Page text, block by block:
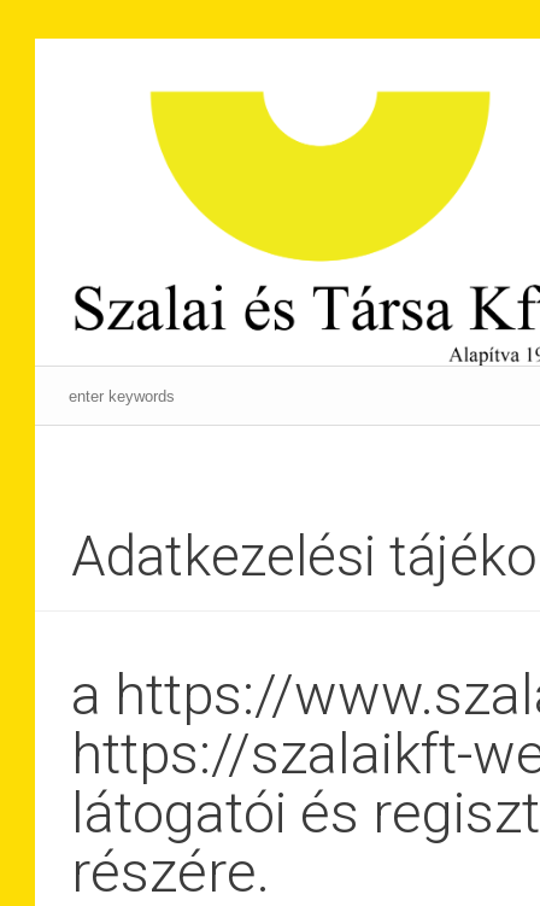
Adatkezelési
a https://
https://szalaikft-
látogatói és
részére.